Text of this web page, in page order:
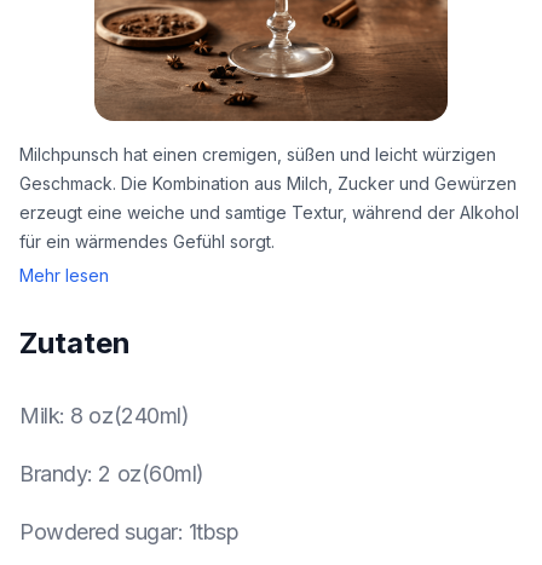
Milchpunsch hat einen cremigen, süßen und leicht würzigen
Geschmack. Die Kombination aus Milch, Zucker und Gewürzen
erzeugt eine weiche und samtige Textur, während der Alkohol
für ein wärmendes Gefühl sorgt.
Mehr lesen
Zutaten
Milk: 8 oz(240ml)
Brandy: 2 oz(60ml)
Powdered sugar: 1tbsp